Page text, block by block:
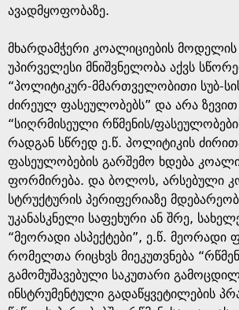
ავადმყოფობაზე.
მხარდამჭერი კოალიციების მოდელის
უპირველესი მნიშვნელობა აქვს
“პოლიტიკურ-მმართველობითი სუბ-
ძირეულ ფასეულობებს” და არა
“სიღრმისეული რწმენის/
რადგან სწრედ ე.წ. პოლიტიკის
ფასეულობების გარშემო ხდება
ფორმირება. და ბოლოს, არსებული
სტრუქტურის პერიფერიაზე
უკანასკნელი საფეხური ან შრე,
“მეორადი ასპექტები”, ე.წ. მეორადი
რომელთა რიცხვს მიეკუთვნება
გამომუშავებული საკუთარი
ინსტრუმენტული გადაწყვეტილების